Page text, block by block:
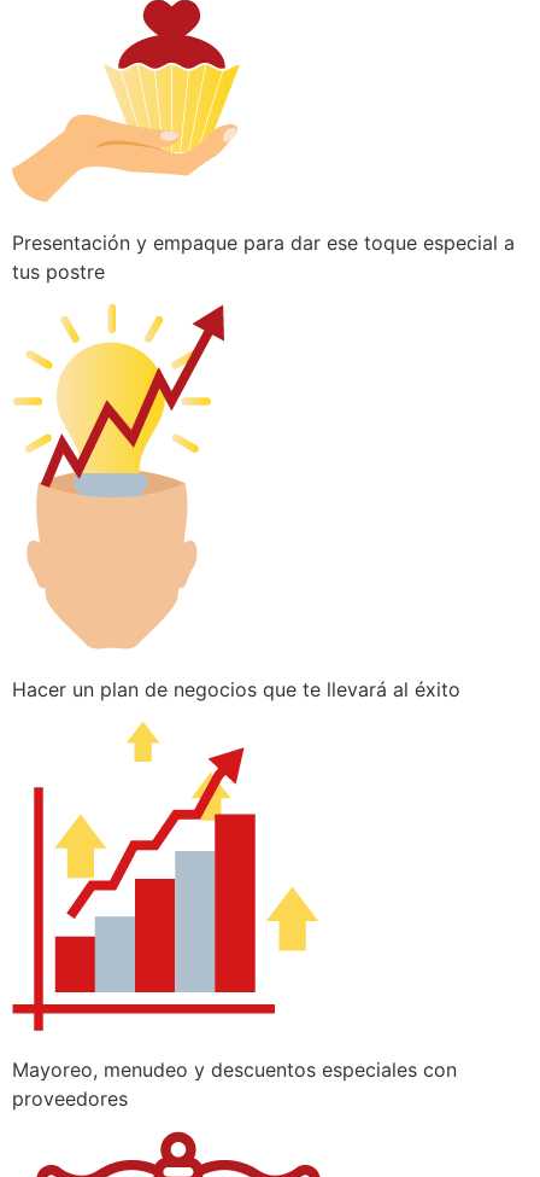
Presentación y empaque para dar ese toque especial a
tus postre
Hacer un plan de negocios que te llevará al éxito
Mayoreo, menudeo y descuentos especiales con
proveedores